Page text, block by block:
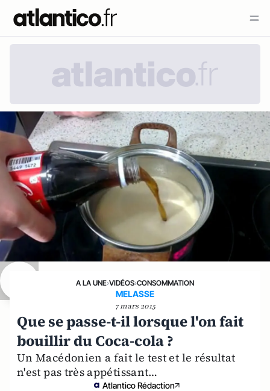
A LA UNE›VIDÉOS›CONSOMMATION
MELASSE
7 mars 2015
Que se passe-t-il lorsque l'on fait
bouillir du Coca-cola ?
Un Macédonien a fait le test et le résultat
n'est pas très appétissant…
Atlantico Rédaction